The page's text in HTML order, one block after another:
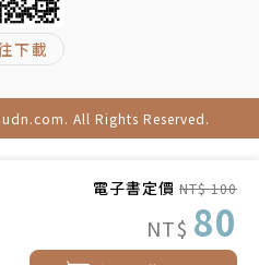
電子書定價 NT$ 100
NT$ 80
下載
All Rights Reserved.